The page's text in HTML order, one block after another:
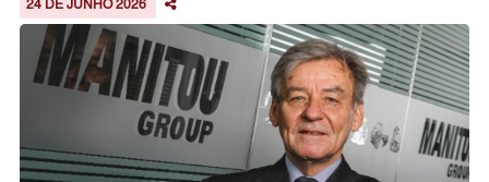
24 DE JUNHO 2026